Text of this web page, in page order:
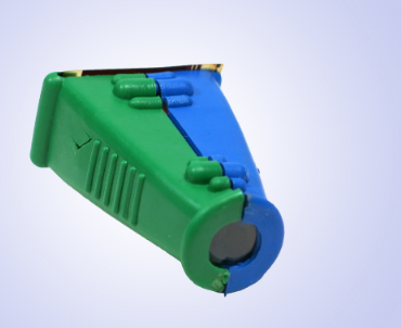
Registrieren